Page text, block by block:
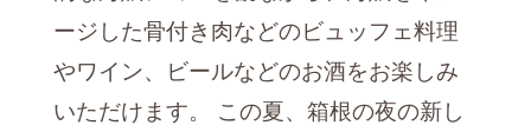
ージした骨付き肉などのビュッフェ料理
やワイン、ビールなどのお酒をお楽しみ
いただけます。 この夏、箱根の夜の新し